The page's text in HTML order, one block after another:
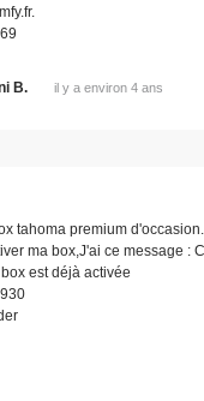
B. il y a environ 4 ans
tahoma premium d'occasion.
ma box,J'ai ce message :
est déjà activée